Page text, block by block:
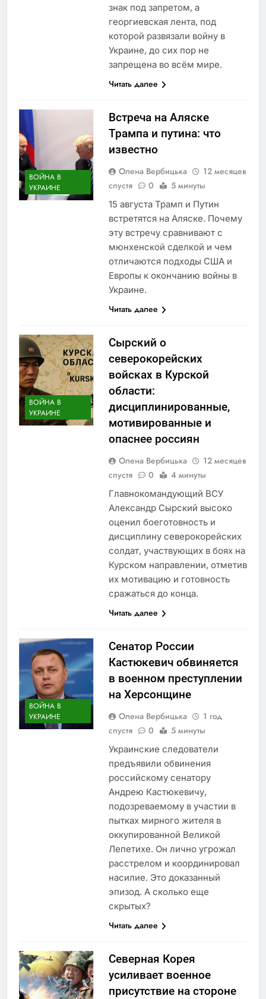
знак под запретом, а
георгиевская лента, под
которой развязали войну в
Украине, до сих пор не
запрещена во всём мире.
Читать далее
ВОЙНА В
УКРАИНЕ
Встреча на Аляске
Трампа и путина: что
известно
Олена Вербицька
12 месяцев
спустя
0 5 минуты
15 августа Трамп и Путин
встретятся на Аляске. Почему
эту встречу сравнивают с
мюнхенской сделкой и чем
отличаются подходы США и
Европы к окончанию войны в
Украине.
Читать далее
ВОЙНА В
УКРАИНЕ
Сырский о
северокорейских
войсках в Курской
области:
дисциплинированные,
мотивированные и
опаснее россиян
Олена Вербицька
12 месяцев
спустя
0 4 минуты
Главнокомандующий ВСУ
Александр Сырский высоко
оценил боеготовность и
дисциплину северокорейских
солдат, участвующих в боях на
Курском направлении, отметив
их мотивацию и готовность
сражаться до конца.
Читать далее
ВОЙНА В
УКРАИНЕ
Сенатор России
Кастюкевич обвиняется
в военном преступлении
на Херсонщине
Олена Вербицька
1 год
спустя
0 5 минуты
Украинские следователи
предъявили обвинения
российскому сенатору
Андрею Кастюкевичу,
подозреваемому в участии в
пытках мирного жителя в
оккупированной Великой
Лепетихе. Он лично угрожал
расстрелом и координировал
насилие. Это доказанный
эпизод. А сколько еще
скрытых?
Читать далее
Северная Корея
усиливает военное
присутствие на стороне